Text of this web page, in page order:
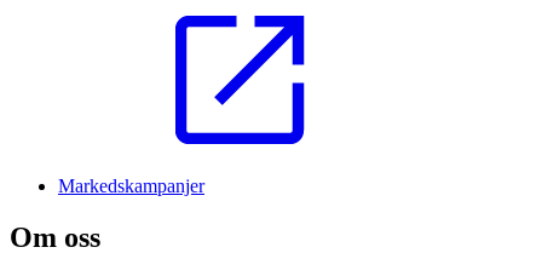
Markedskampanjer
Om oss